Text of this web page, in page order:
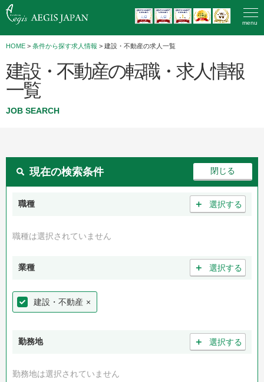
menu
HOME > 条件から探す求人情報 > 建設・不動産の求人一覧
建設・不動産の転職・求人情報
一覧
JOB SEARCH
現在の検索条件
職種 ＋ 選択する
職種は選択されていません
業種 ＋ 選択する
建設・不動産 ×
勤務地 ＋ 選択する
勤務地は選択されていません